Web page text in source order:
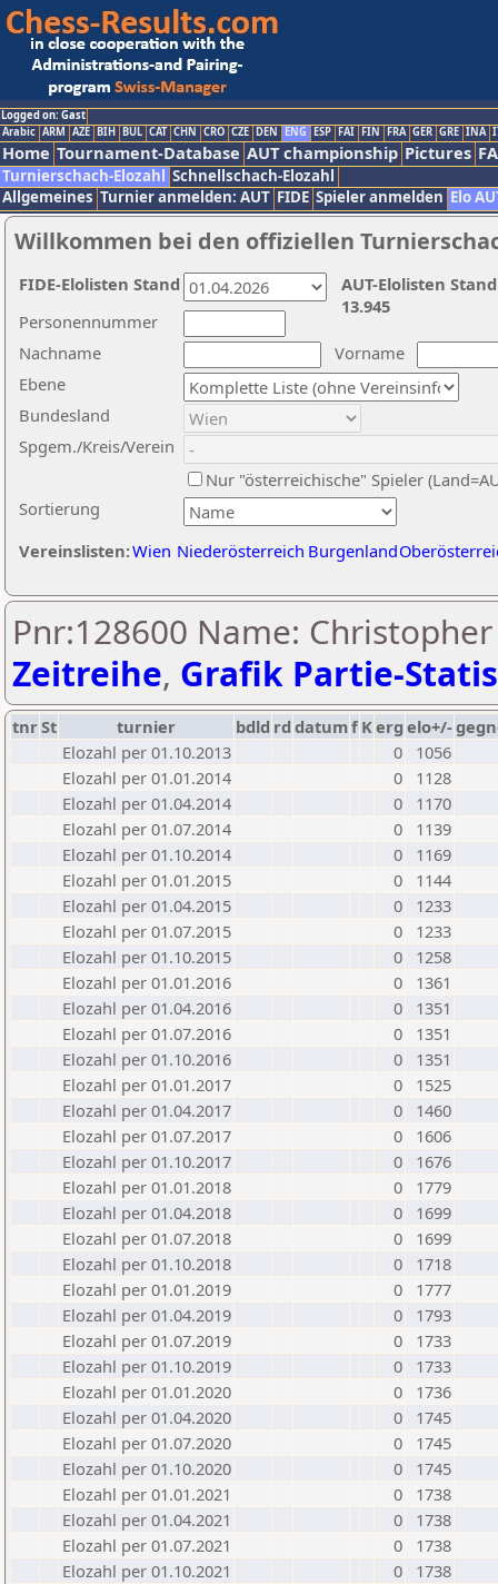
Logged on: Gast
Arabic ARM AZE BIH BUL CAT CHN CRO CZE DEN ENG ESP FAI FIN FRA GER GRE INA
Home Tournament-Database AUT championship Pictures
Turnierschach-Elozahl Schnellschach-Elozahl
Allgemeines Turnier anmelden: AUT FIDE Spieler anmelden Elo
Willkommen bei den offiziellen
Nachname
Vorname
Ebene
Sortierung
Personennummer
Bundesland
Spgem./Kreis/Verein
Nur "österreichische" Spieler
Vereinslisten:Wien Niederösterreich Burgenland
AUT-Elolisten
13.945
FIDE-Elolisten Stand
Pnr:128600 Name:
Zeitreihe, Grafik Partie-
tnrSt turnier bdld rd datumf Kerg elo+/-
Elozahl per 01.10.2013
0
1056
Elozahl per 01.01.2014
0
1128
Elozahl per 01.04.2014
0
1170
Elozahl per 01.07.2014
0
1139
Elozahl per 01.10.2014
0
1169
Elozahl per 01.01.2015
0
1144
Elozahl per 01.04.2015
0
1233
Elozahl per 01.07.2015
0
1233
Elozahl per 01.10.2015
0
1258
Elozahl per 01.01.2016
0
1361
Elozahl per 01.04.2016
0
1351
Elozahl per 01.07.2016
0
1351
Elozahl per 01.10.2016
0
1351
Elozahl per 01.01.2017
0
1525
Elozahl per 01.04.2017
0
1460
Elozahl per 01.07.2017
0
1606
Elozahl per 01.10.2017
0
1676
Elozahl per 01.01.2018
0
1779
Elozahl per 01.04.2018
0
1699
Elozahl per 01.07.2018
0
1699
Elozahl per 01.10.2018
0
1718
Elozahl per 01.01.2019
0
1777
Elozahl per 01.04.2019
0
1793
Elozahl per 01.07.2019
0
1733
Elozahl per 01.10.2019
0
1733
Elozahl per 01.01.2020
0
1736
Elozahl per 01.04.2020
0
1745
Elozahl per 01.07.2020
0
1745
Elozahl per 01.10.2020
0
1745
Elozahl per 01.01.2021
0
1738
Elozahl per 01.04.2021
0
1738
Elozahl per 01.07.2021
0
1738
Elozahl per 01.10.2021
0
1738